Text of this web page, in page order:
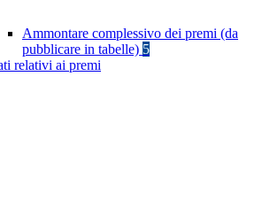
Ammontare complessivo dei premi (da
pubblicare in tabelle) 5
relativi ai premi